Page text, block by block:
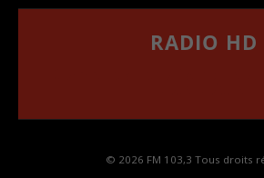
RADIO HD
© 2026 FM 103,3 Tous droits